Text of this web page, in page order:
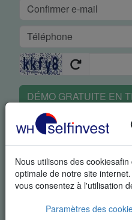
Nous utilisons des
optimale de notre site
vous consentez à l'utilisation
Paramètres des
DÉMO GRATUITE EN
En demandant cet article
que nous pouvons vous
supplémentaires sur le
événements portant sur le
vous désabonner de ces
confidentielles.Charte de